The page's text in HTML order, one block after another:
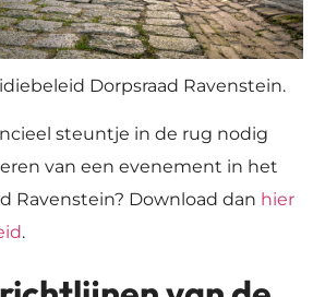
Dorpsraad Ravenstein.
steuntje in de rug nodig
van een evenement in het
Ravenstein? Download dan hier
.